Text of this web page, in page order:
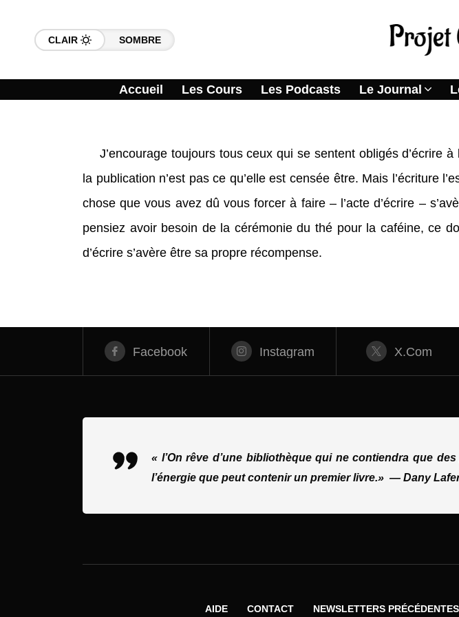
CLAIR SOMBRE
Accueil Les Cours Les Podcasts Le Journal
J’encourage toujours tous ceux qui se sentent obligés d’écrire
la publication n’est pas ce qu’elle est censée être. Mais l’écriture
chose que vous avez dû vous forcer à faire – l’acte d’écrire –
pensiez avoir besoin de la cérémonie du thé pour la caféine, ce
d’écrire s’avère être sa propre récompense.
Facebook Instagram X.com
« l’On rêve d’une bibliothèque qui ne contiendra que
l’énergie que peut contenir un premier livre.» — Dany
AIDE CONTACT NEWSLETTERS PRÉCÉDENTES